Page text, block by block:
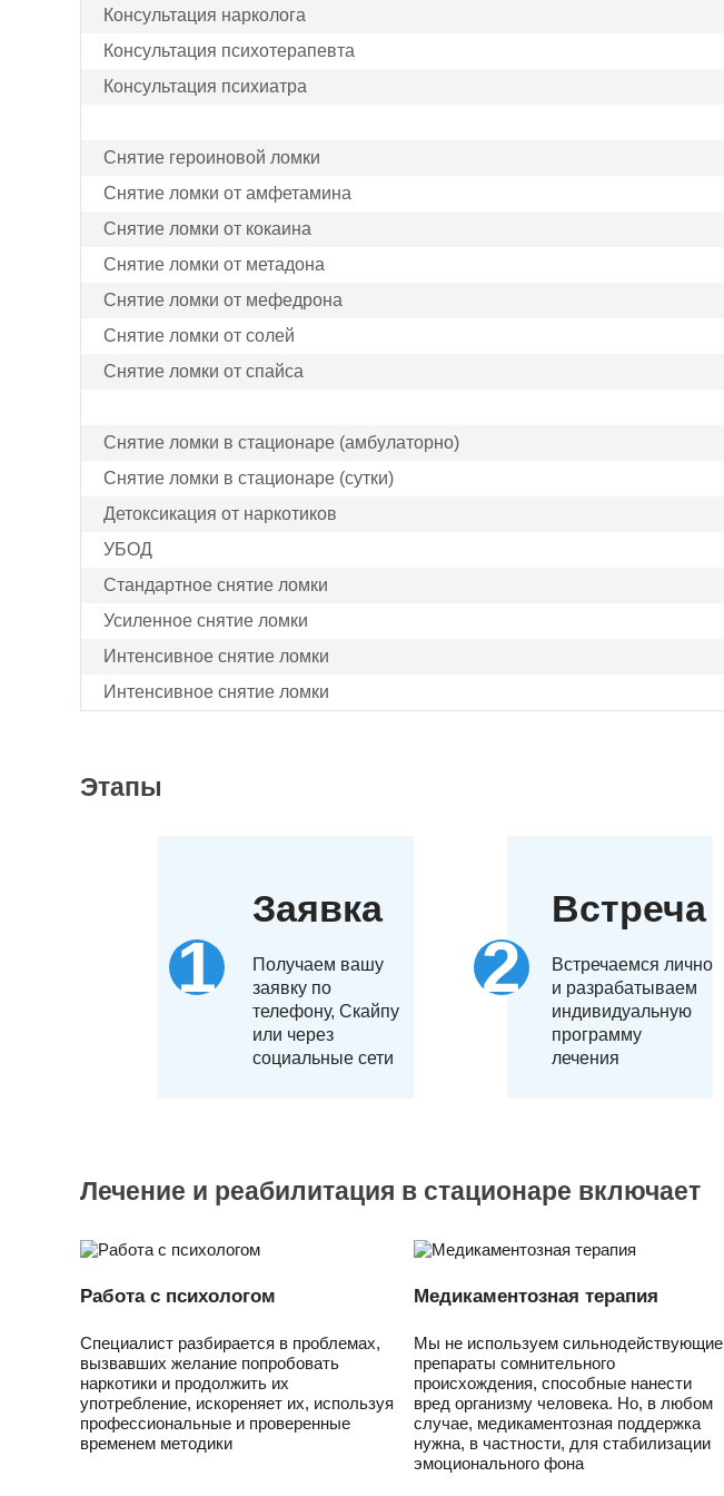
Консультация нарколога
Консультация психотерапевта
Консультация психиатра
Снятие героиновой ломки
Снятие ломки от амфетамина
Снятие ломки от кокаина
Снятие ломки от метадона
Снятие ломки от мефедрона
Снятие ломки от солей
Снятие ломки от спайса
Снятие ломки в стационаре (амбулаторно)
Снятие ломки в стационаре (сутки)
Детоксикация от наркотиков
УБОД
Стандартное снятие ломки
Усиленное снятие ломки
Интенсивное снятие ломки
Интенсивное снятие ломки
Этапы
Заявка
Получаем вашу
заявку по
телефону, Скайпу
или через
социальные сети
Встреча
Встречаемся лично
и разрабатываем
индивидуальную
программу
лечения
Лечение и реабилитация в стационаре включает
Работа с психологом
Специалист разбирается в проблемах,
вызвавших желание попробовать
наркотики и продолжить их
употребление, искореняет их, используя
профессиональные и проверенные
временем методики
Медикаментозная терапия
Мы не используем сильнодействующие
препараты сомнительного
происхождения, способные нанести
вред организму человека. Но, в любом
случае, медикаментозная поддержка
нужна, в частности, для стабилизации
эмоционального фона